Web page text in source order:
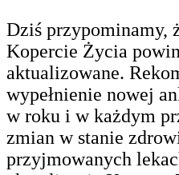
Dziś przypominamy,
Kopercie Życia
aktualizowane.
wypełnienie nowej
w roku i w każdym
zmian w stanie
przyjmowanych